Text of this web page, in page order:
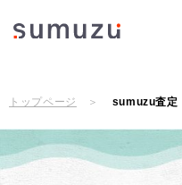
トップページ sumuzu査定